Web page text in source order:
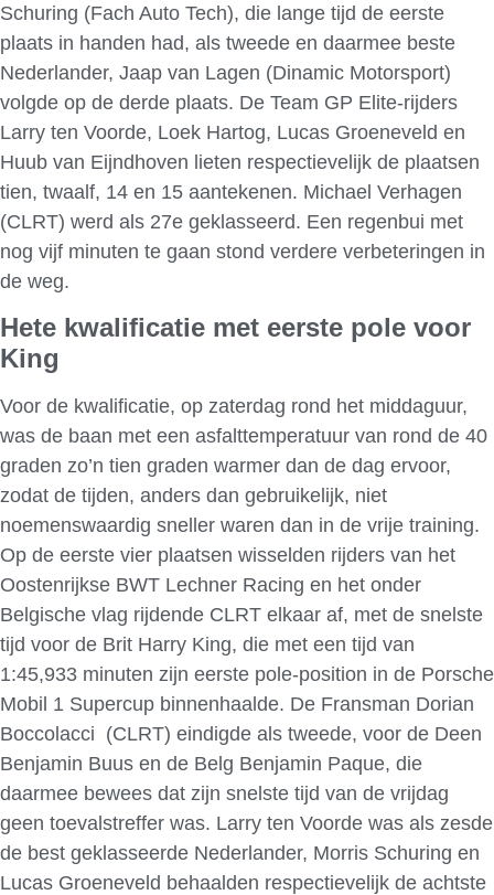
Schuring (Fach Auto Tech), die lange tijd de eerste
plaats in handen had, als tweede en daarmee beste
Nederlander, Jaap van Lagen (Dinamic Motorsport)
volgde op de derde plaats. De Team GP Elite-rijders
Larry ten Voorde, Loek Hartog, Lucas Groeneveld en
Huub van Eijndhoven lieten respectievelijk de plaatsen
tien, twaalf, 14 en 15 aantekenen. Michael Verhagen
(CLRT) werd als 27e geklasseerd. Een regenbui met
nog vijf minuten te gaan stond verdere verbeteringen in
de weg.
Hete kwalificatie met eerste pole voor
King
Voor de kwalificatie, op zaterdag rond het middaguur,
was de baan met een asfalttemperatuur van rond de 40
graden zo’n tien graden warmer dan de dag ervoor,
zodat de tijden, anders dan gebruikelijk, niet
noemenswaardig sneller waren dan in de vrije training.
Op de eerste vier plaatsen wisselden rijders van het
Oostenrijkse BWT Lechner Racing en het onder
Belgische vlag rijdende CLRT elkaar af, met de snelste
tijd voor de Brit Harry King, die met een tijd van
1:45,933 minuten zijn eerste pole-position in de Porsche
Mobil 1 Supercup binnenhaalde. De Fransman Dorian
Boccolacci (CLRT) eindigde als tweede, voor de Deen
Benjamin Buus en de Belg Benjamin Paque, die
daarmee bewees dat zijn snelste tijd van de vrijdag
geen toevalstreffer was. Larry ten Voorde was als zesde
de best geklasseerde Nederlander, Morris Schuring en
Lucas Groeneveld behaalden respectievelijk de achtste